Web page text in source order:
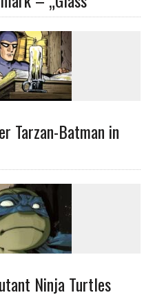
Tarzan-Batman in
Ninja Turtles